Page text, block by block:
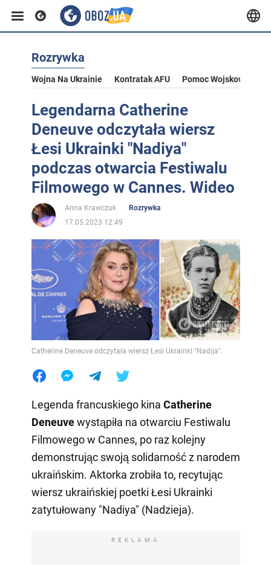
Rozrywka
Wojna Na Ukrainie Kontratak AFU Pomoc Wojskowa Dla
Legendarna Catherine
Deneuve odczytała wiersz
Łesi Ukrainki "Nadiya"
podczas otwarcia Festiwalu
Filmowego w Cannes. Wideo
Anna Krawczuk
Rozrywka
17.05.2023 12:49
Catherine Deneuve odczytała wiersz Łesi Ukrainki "Nadija".
Legenda francuskiego kina Catherine
Deneuvewystąpiła na otwarciu Festiwalu
Filmowego w Cannes, po raz kolejny
demonstrując swoją solidarność z narodem
ukraińskim. Aktorka zrobiła to, recytując
wiersz ukraińskiej poetki Łesi Ukrainki
zatytułowany "Nadiya" (Nadzieja).
REKLAMA